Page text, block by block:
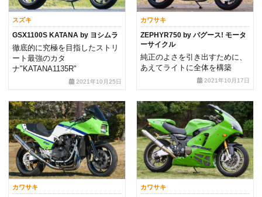
スズキ
GSX1100S KATANA by ヨシムラ
徹底的に究極を目指したストリ
ート最強のカタ
ナ"KATANA1135R"
2021年10月25日
カワサキ
ZEPHYR750 by バグース! モータ
ーサイクル
純正のよさを引き出すために、
あえてライトに全体を構築
2021年10月17日
カワサキ カワサキ